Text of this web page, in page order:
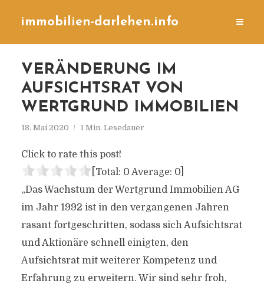
immobilien-darlehen.info
VERÄNDERUNG IM
AUFSICHTSRAT VON
WERTGRUND IMMOBILIEN
18. Mai 2020 1 Min. Lesedauer
Click to rate this post!
[Total: 0 Average: 0]
„Das Wachstum der Wertgrund Immobilien AG
im Jahr 1992 ist in den vergangenen Jahren
rasant fortgeschritten, sodass sich Aufsichtsrat
und Aktionäre schnell einigten, den
Aufsichtsrat mit weiterer Kompetenz und
Erfahrung zu erweitern. Wir sind sehr froh,